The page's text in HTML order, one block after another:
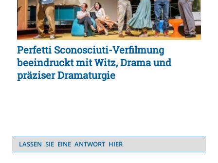
Perfetti Sconosciuti-Verfilmung
beeindruckt mit Witz, Drama und
präziser Dramaturgie
LASSEN SIE EINE ANTWORT HIER